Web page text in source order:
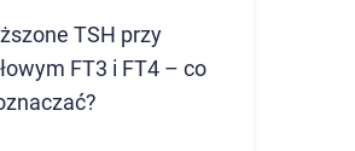
TSH przy
FT3 i FT4 – co